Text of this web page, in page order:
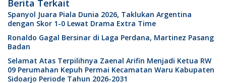
Berita Terkait
Spanyol Juara Piala Dunia 2026, Taklukan Argentina
dengan Skor 1-0 Lewat Drama Extra Time
Ronaldo Gagal Bersinar di Laga Perdana, Martinez Pasang
Badan
Selamat Atas Terpilihnya Zaenal Arifin Menjadi Ketua RW
09 Perumahan Kepuh Permai Kecamatan Waru Kabupaten
Sidoarjo Periode Tahun 2026-2031